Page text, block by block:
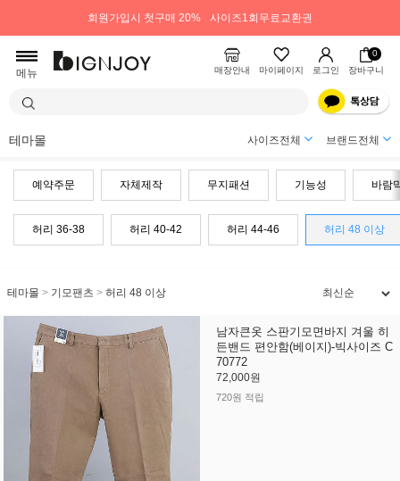
회원가입시 첫구매 20% 사이즈1회무료교환권
메뉴 매장안내 마이페이지 로그인
0
장바구니
테마몰 사이즈전체 브랜드전체
예약주문 자체제작 무지패션 기능성 바람
허리 36-38 허리 40-42 허리 44-46 허리 48 이상
테마몰 > 기모팬츠 > 허리 48 이상
남자큰옷 스판기모면바지 겨울 히
든밴드 편안함(베이지)-빅사이즈 C
70772
72,000원
720원 적립